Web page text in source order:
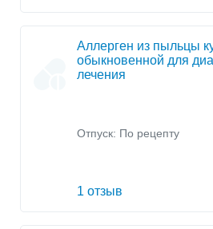
Аллерген из пыльцы
обыкновенной для
лечения
Отпуск: По рецепту
1 отзыв